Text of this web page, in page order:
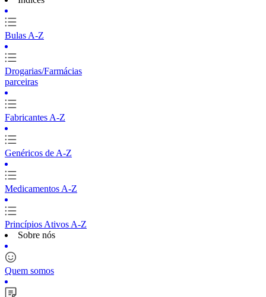
Bulas A-Z
Drogarias/Farmácias
parceiras
Fabricantes A-Z
Genéricos de A-Z
Medicamentos A-Z
Princípios Ativos A-Z
Sobre nós
Quem somos